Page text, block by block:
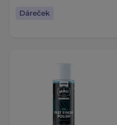
Dáreček